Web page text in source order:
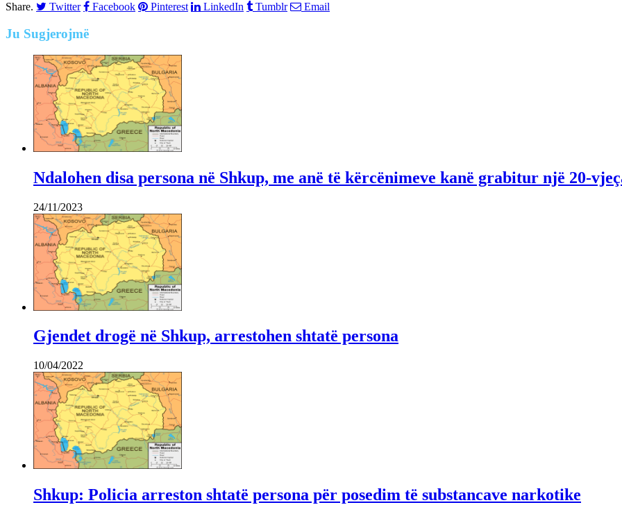
Share.
Twitter Facebook Pinterest LinkedIn Tumblr Email
Ju Sugjerojmë
Ndalohen disa persona në Shkup, me anë të kërcënimeve kanë grabitur një 20-
24/11/2023
Gjendet drogë në Shkup, arrestohen shtatë persona
10/04/2022
Shkup: Policia arreston shtatë persona për posedim të substancave narkotike